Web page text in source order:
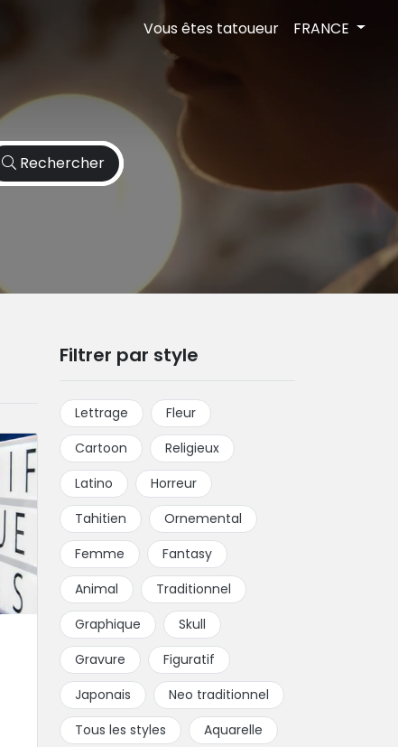
Vous êtes tatoueur FRANCE
Rechercher
Filtrer par style
Lettrage
Fleur
Cartoon
Religieux
Latino
Horreur
Tahitien
Ornemental
Femme
Fantasy
Animal
Traditionnel
Graphique
Skull
Gravure
Figuratif
Japonais
Neo traditionnel
Tous les styles
Aquarelle